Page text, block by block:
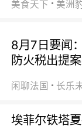
美食天下 美洲
8月7日要闻
防火税出提
闲聊法国
埃菲尔铁塔